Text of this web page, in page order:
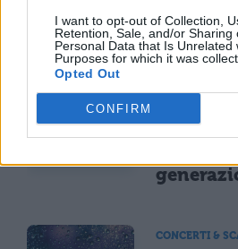
I want to opt-out of Collection,
Retention, Sale, and/or Sharing
Personal Data that Is Unrelated
Purposes for which it was
Opted Out
CONFIRM
Oltre
Iss su
CONCERTI &